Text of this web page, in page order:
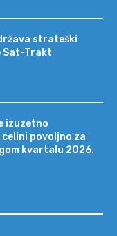
strateški
Sat-Trakt
izuzetno
povoljno za
kvartalu 2026.